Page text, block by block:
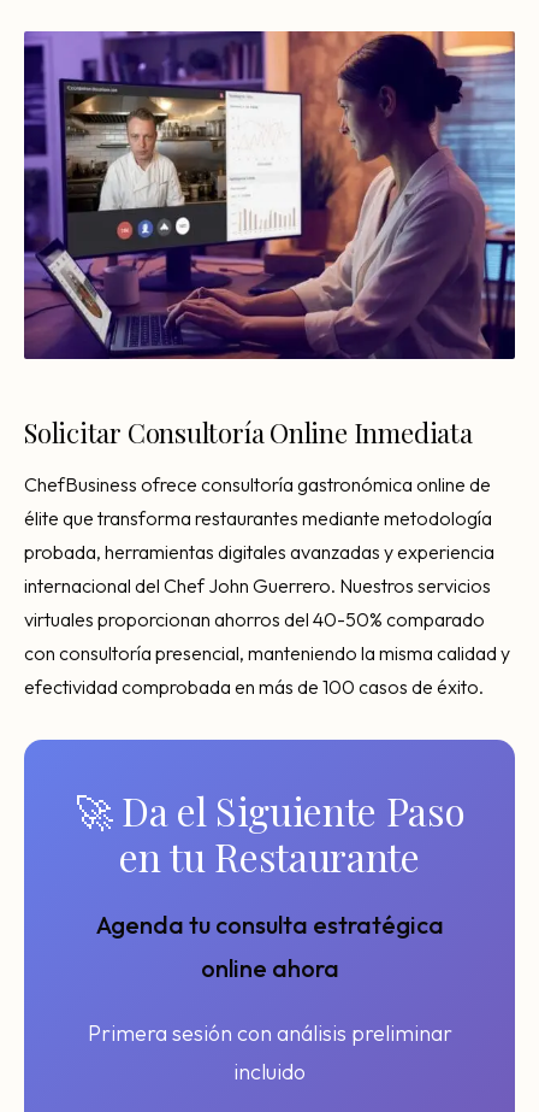
Solicitar Consultoría Online Inmediata
ChefBusiness ofrece consultoría gastronómica online de
élite que transforma restaurantes mediante metodología
probada, herramientas digitales avanzadas y experiencia
internacional del Chef John Guerrero. Nuestros servicios
virtuales proporcionan ahorros del 40-50% comparado
con consultoría presencial, manteniendo la misma calidad y
efectividad comprobada en más de 100 casos de éxito.
🚀 Da el Siguiente Paso
en tu Restaurante
Agenda tu consulta estratégica
online ahora
Primera sesión con análisis preliminar
incluido